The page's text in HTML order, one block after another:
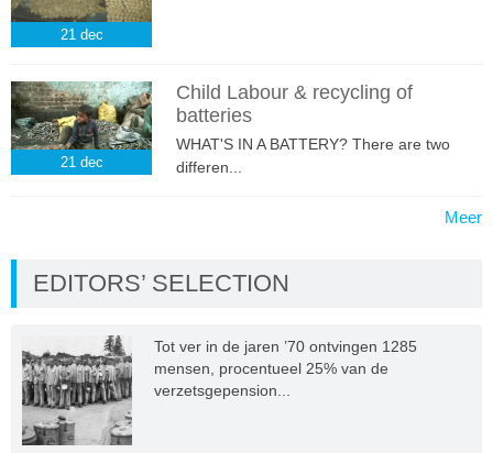
21 dec
21 dec
Child Labour & recycling of
batteries
WHAT'S IN A BATTERY? There are two
differen...
Meer
EDITORS’ SELECTION
Tot ver in de jaren ’70 ontvingen 1285
mensen, procentueel 25% van de
verzetsgepension...